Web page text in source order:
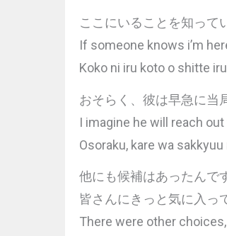
ここにいることを知って
If someone knows i’m
Koko ni iru koto o shitte
おそらく、彼は早急に当
I imagine he will reach
Osoraku, kare wa
他にも候補はあったんで
皆さんにきっと気に入っ
There were other